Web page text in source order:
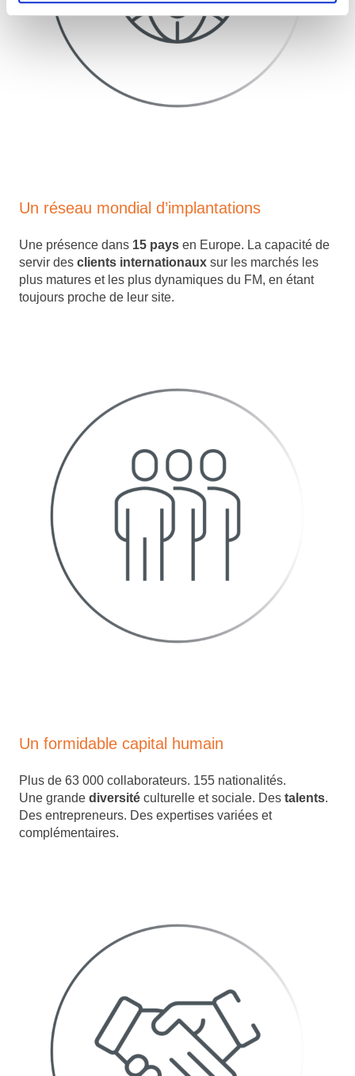
Un réseau mondial d’implantations
Une présence dans 15 pays en Europe. La capacité de
servir des clients internationaux sur les marchés les
plus matures et les plus dynamiques du FM, en étant
toujours proche de leur site.
Un formidable capital humain
Plus de 63 000 collaborateurs. 155 nationalités.
Une grande diversité culturelle et sociale. Des talents.
Des entrepreneurs. Des expertises variées et
complémentaires.